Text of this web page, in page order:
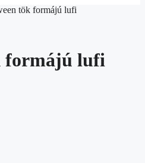
tök formájú lufi
formájú lufi